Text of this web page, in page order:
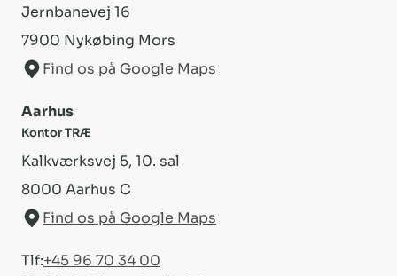
Jernbanevej 16
7900 Nykøbing Mors
Find os på Google Maps
Aarhus
Kontor TRÆ
Kalkværksvej 5, 10. sal
8000 Aarhus C
Find os på Google Maps
Tlf:+45 96 70 34 00